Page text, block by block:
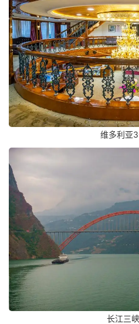
维多利亚
长江三